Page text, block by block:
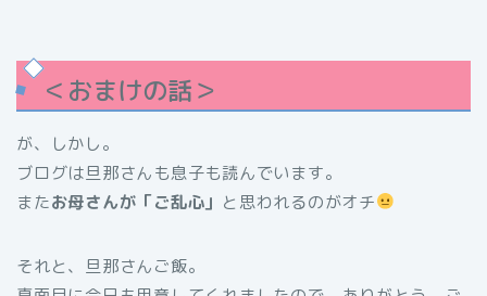
＜おまけの話＞
が、しかし。
ブログは旦那さんも息子も読んでいます。
またお母さんが「ご乱心」 と思われるのがオチ
それと、旦那さんご飯。